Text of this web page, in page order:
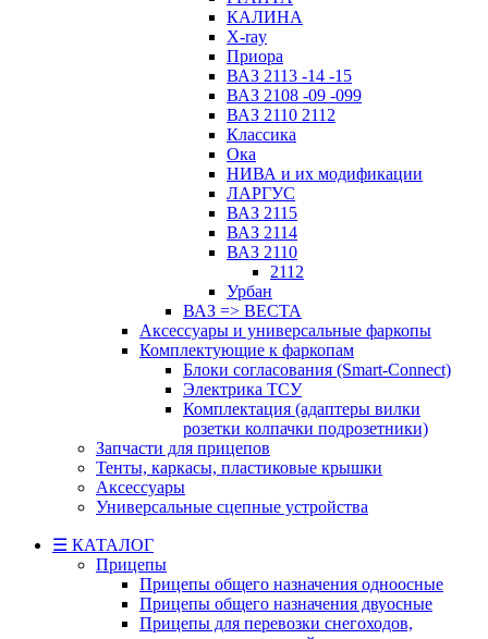
КАЛИНА
X-ray
Приора
ВАЗ 2113 -14 -15
ВАЗ 2108 -09 -099
ВАЗ 2110 2112
Классика
Ока
НИВА и их модификации
ЛАРГУС
ВАЗ 2115
ВАЗ 2114
ВАЗ 2110
2112
Урбан
ВАЗ => ВЕСТА
Аксессуары и универсальные фаркопы
Комплектующие к фаркопам
Блоки согласования (Smart-Connect)
Электрика ТСУ
Комплектация (адаптеры вилки
розетки колпачки подрозетники)
Запчасти для прицепов
Тенты, каркасы, пластиковые крышки
Аксессуары
Универсальные сцепные устройства
☰ КАТАЛОГ
Прицепы
Прицепы общего назначения одноосные
Прицепы общего назначения двуосные
Прицепы для перевозки снегоходов,